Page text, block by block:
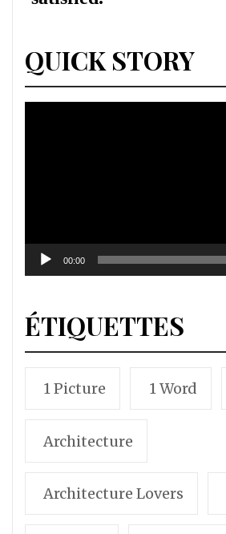
QUICK STORY
00:00
ÉTIQUETTES
1 Picture 1 Word
Architecture
Architecture Lovers